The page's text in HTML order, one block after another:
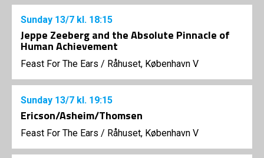
Sunday 13/7 kl. 18:15
Jeppe Zeeberg and the Absolute Pinnacle of
Human Achievement
Feast For The Ears / Råhuset, København V
Sunday 13/7 kl. 19:15
Ericson/Asheim/Thomsen
Feast For The Ears / Råhuset, København V